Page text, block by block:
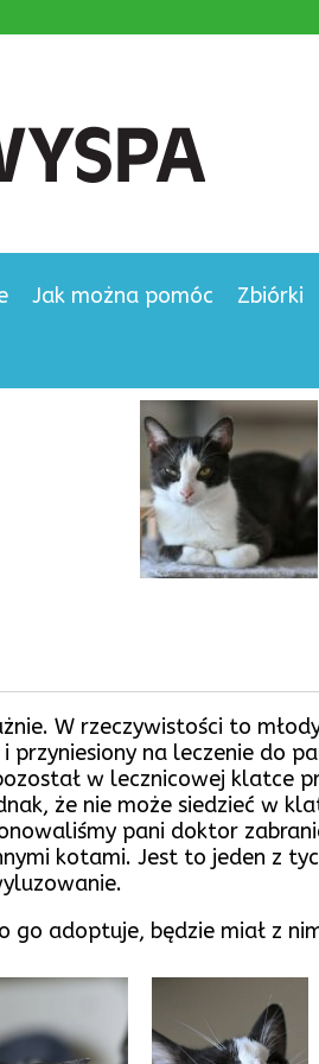
Jak można pomóc Zbiórki
W rzeczywistości to
na leczenie do
w lecznicowej klatce
że nie może siedzieć w
pani doktor
kotami. Jest to jeden z
adoptuje, będzie miał z